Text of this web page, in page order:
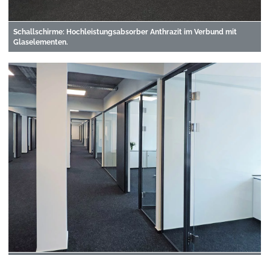
Schallschirme: Hochleistungsabsorber Anthrazit im Verbund mit
Glaselementen.